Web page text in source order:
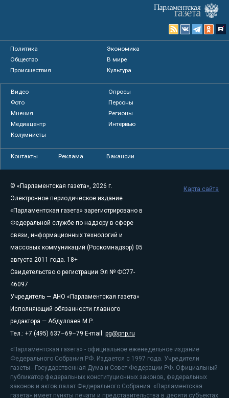
Политика
Экономика
Общество
В мире
Происшествия
Культура
Видео
Опросы
Фото
Персоны
Мнения
Регионы
Медиацентр
Интервью
Колумнисты
Контакты Реклама Вакансии
© «Парламентская газета», 2026 г.
Электронное периодическое издание
«Парламентская газета» зарегистрировано в
Федеральной службе по надзору в сфере
связи, информационных технологий и
массовых коммуникаций (Роскомнадзор) 05
августа 2011 года. 18+
Свидетельство о регистрации Эл № ФС77-
46097
Учредитель — АНО «Парламентская газета»
Исполняющий обязанности главного
редактора — Абдуллаев М.Р.
Тел.: +7 (495) 637–69–79 E-mail: pg@pnp.ru
«Парламентская газета» - официальное еженедельное издание
Федерального Собрания РФ. Издается с 1997 года. Учредители
газеты - Государственная Дума и Совет Федерации РФ. Официальный
публикатор федеральных конституционных законов, федеральных
законов и актов палат Федерального Собрания. «Парламентская
газета» имеет пункты печати и представительства в десяти субъектах
Карта сайта